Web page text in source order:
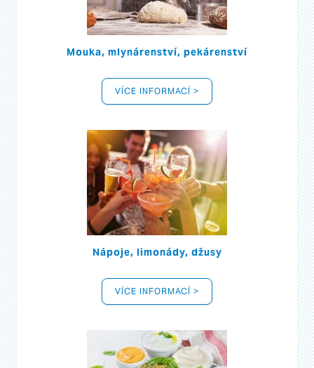
Mouka, mlynárenství, pekárenství
VÍCE INFORMACÍ >
Nápoje, limonády, džusy
VÍCE INFORMACÍ >